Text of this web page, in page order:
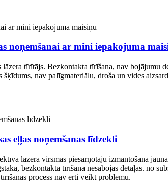
noņemšanai ar mini iepakojuma
tīrītājs. Bezkontakta tīrīšana, nav bojājumu
nav palīgmateriālu, droša un vides
eļļas noņemšanas līdzekli
lāzera virsmas piesārņotāju izmantošana
bezkontakta tīrīšana nesabojās detaļas. no
process nav ērti veikt problēmu.